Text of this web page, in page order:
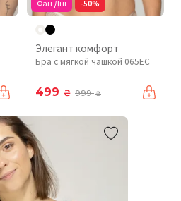
Фан Дні -50%
Элегант комфорт
Бра с мягкой чашкой 065EC
499 ₴ 999₴